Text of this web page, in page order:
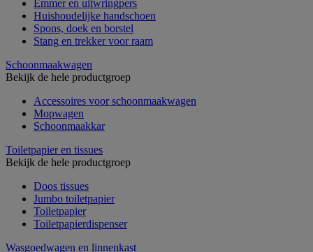
Emmer en uitwringpers
Huishoudelijke handschoen
Spons, doek en borstel
Stang en trekker voor raam
Schoonmaakwagen
Bekijk de hele productgroep
Accessoires voor schoonmaakwagen
Mopwagen
Schoonmaakkar
Toiletpapier en tissues
Bekijk de hele productgroep
Doos tissues
Jumbo toiletpapier
Toiletpapier
Toiletpapierdispenser
Wasgoedwagen en linnenkast